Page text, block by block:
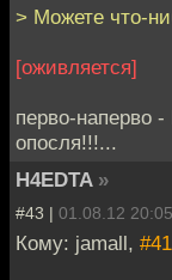
> Можете что-
[оживляется]
перво-наперво
опосля!!!...
H4EDTA »
#43 | 01.08.12 20:05
Кому: jamall, #41